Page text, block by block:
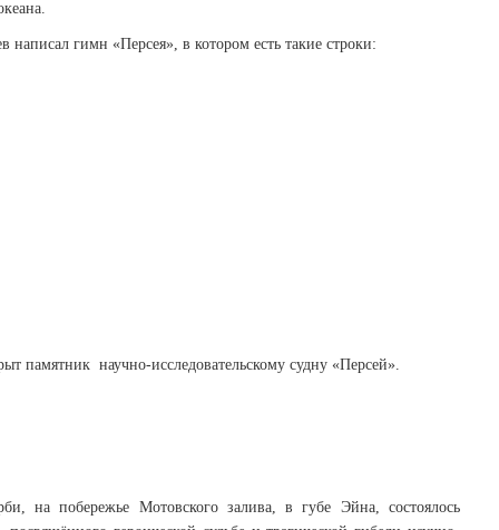
гимн «Персея», в котором есть такие строки:
памятник научно-исследовательскому судну «Персей».
на побережье Мотовского залива, в губе Эйна, состоялось